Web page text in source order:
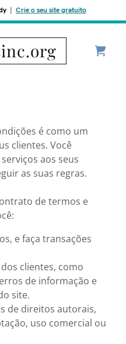
Crie o seu site gratuito
é como um
clientes. Você
aos seus
as suas regras.
de termos e
e faça transações
clientes, como
de informação e
site.
de direitos autorais,
uso comercial ou